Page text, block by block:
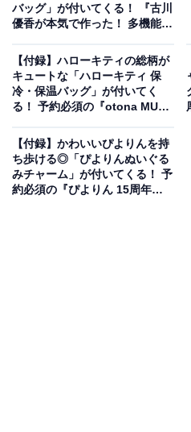
復刻版 山本ゆりのおいしいレシピ
宝島社から7月1日に発売され
しいレシピBOOK 限定カラー
が付いてきます。
バッグ」が付いてくる！ 『古川
優香が本気で作った！ 多機能
日発売
【付録】ハローキティの総柄が
キュートな「ハローキティ 保
冷・保温バッグ」が付いてく
る！ 予約必須の『otona MUSE
発売
【付録】かわいいぴよりんを持
ち歩ける◎「ぴよりんぬいぐる
みチャーム」が付いてくる！ 予
約必須の『ぴよりん 15周年メ